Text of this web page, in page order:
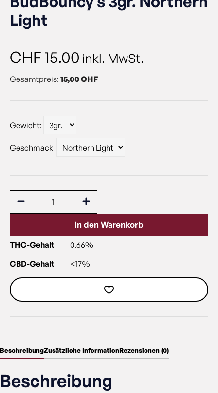
Light
CHF 15.00 inkl. MwSt.
Gesamtpreis: 15,00 CHF
Gewicht:
Geschmack:
In den Warenkorb
THC-Gehalt
0.66%
CBD-Gehalt
<17%
BeschreibungZusätzliche InformationRezensionen (0)
Beschreibung